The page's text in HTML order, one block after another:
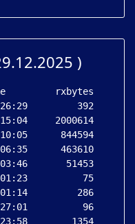
)
rxbytes
392
2000614
844594
463610
51453
75
286
96
1354